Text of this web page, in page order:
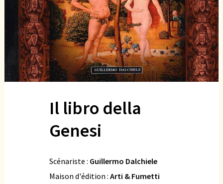
Il libro della
Genesi
Scénariste : Guillermo Dalchiele
Maison d'édition : Arti & Fumetti